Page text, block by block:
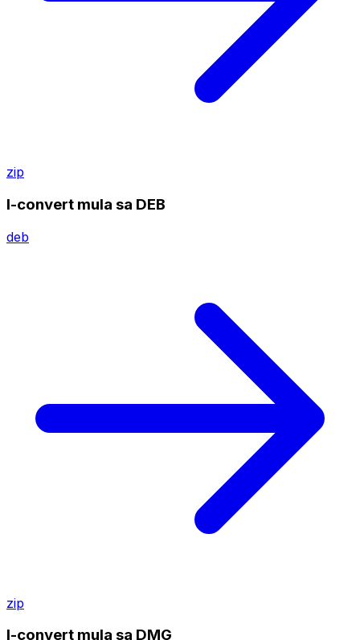
zip
I-convert mula sa DEB
deb
zip
I-convert mula sa DMG